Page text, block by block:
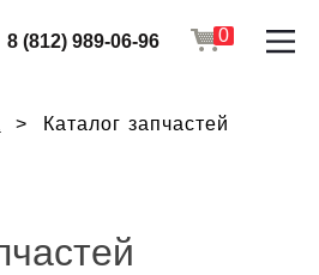
8 (812) 989-06-96 0
Каталог запчастей